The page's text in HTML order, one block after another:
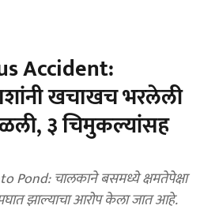
Accident:
खचाखच भरलेली
३ चिमुकल्यांसह
Pond: चालकाने बसमध्ये क्षमतेपेक्षा
झाल्याचा आरोप केला जात आहे.